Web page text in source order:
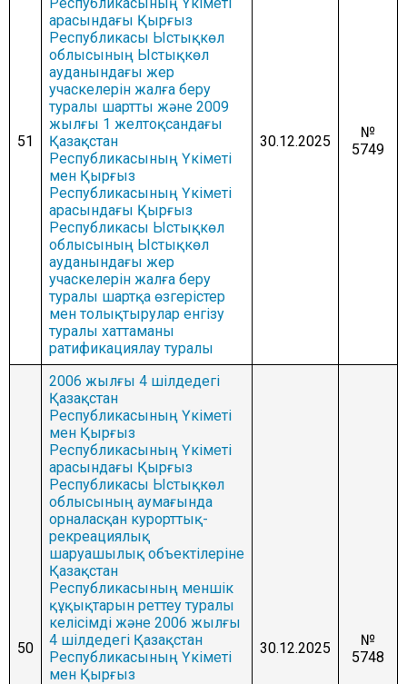
51
Республикасының Үкіметі
арасындағы Қырғыз
Республикасы Ыстықкөл
облысының Ыстықкөл
ауданындағы жер
учаскелерін жалға беру
туралы шартты және 2009
жылғы 1 желтоқсандағы
Қазақстан
Республикасының Үкіметі
мен Қырғыз
Республикасының Үкіметі
арасындағы Қырғыз
Республикасы Ыстықкөл
облысының Ыстықкөл
ауданындағы жер
учаскелерін жалға беру
туралы шартқа өзгерістер
мен толықтырулар енгізу
туралы хаттаманы
ратификациялау туралы
30.12.2025
№
5749
50
2006 жылғы 4 шiлдедегі
Қазақстан
Республикасының Үкiметi
мен Қырғыз
Республикасының Үкiметi
арасындағы Қырғыз
Республикасы Ыстықкөл
облысының аумағында
орналасқан курорттық-
рекреациялық
шаруашылық объектiлерiне
Қазақстан
Республикасының меншiк
құқықтарын реттеу туралы
келiсiмді және 2006 жылғы
4 шілдедегі Қазақстан
Республикасының Үкiметi
мен Қырғыз
30.12.2025
№
5748